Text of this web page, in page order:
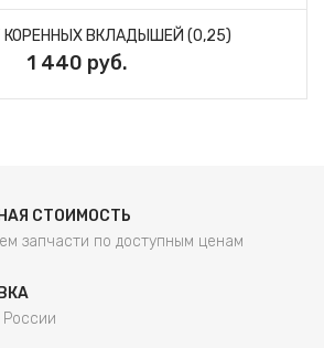
КОРЕННЫХ ВКЛАДЫШЕЙ (0,25)
1 440 руб.
СТОИМОСТЬ
запчасти по доступным ценам